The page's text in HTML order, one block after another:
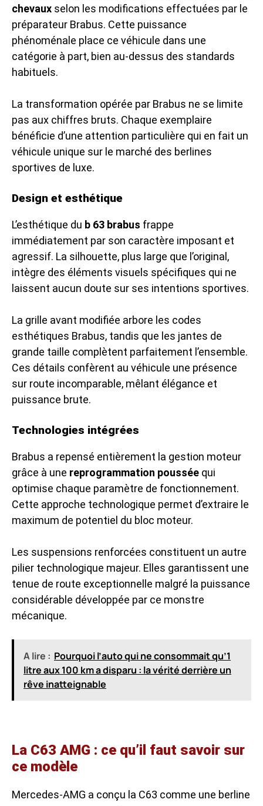
chevaux selon les modifications effectuées par le
préparateur Brabus. Cette puissance
phénoménale place ce véhicule dans une
catégorie à part, bien au-dessus des standards
habituels.
La transformation opérée par Brabus ne se limite
pas aux chiffres bruts. Chaque exemplaire
bénéficie d’une attention particulière qui en fait un
véhicule unique sur le marché des berlines
sportives de luxe.
Design et esthétique
L’esthétique du b 63 brabus frappe
immédiatement par son caractère imposant et
agressif. La silhouette, plus large que l’original,
intègre des éléments visuels spécifiques qui ne
laissent aucun doute sur ses intentions sportives.
La grille avant modifiée arbore les codes
esthétiques Brabus, tandis que les jantes de
grande taille complètent parfaitement l’ensemble.
Ces détails confèrent au véhicule une présence
sur route incomparable, mêlant élégance et
puissance brute.
Technologies intégrées
Brabus a repensé entièrement la gestion moteur
grâce à une reprogrammation poussée qui
optimise chaque paramètre de fonctionnement.
Cette approche technologique permet d’extraire le
maximum de potentiel du bloc moteur.
Les suspensions renforcées constituent un autre
pilier technologique majeur. Elles garantissent une
tenue de route exceptionnelle malgré la puissance
considérable développée par ce monstre
mécanique.
A lire : Pourquoi l’auto qui ne consommait qu’1
litre aux 100 km a disparu : la vérité derrière un
rêve inatteignable
La C63 AMG : ce qu’il faut savoir sur
ce modèle
Mercedes-AMG a conçu la C63 comme une berline